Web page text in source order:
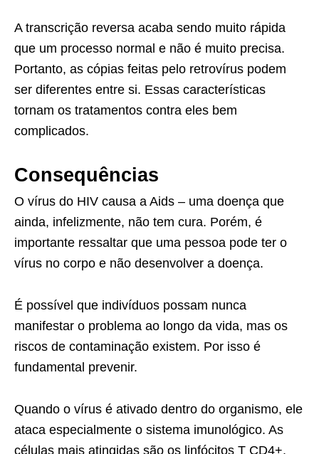
A transcrição reversa acaba sendo muito rápida
que um processo normal e não é muito precisa.
Portanto, as cópias feitas pelo retrovírus podem
ser diferentes entre si. Essas características
tornam os tratamentos contra eles bem
complicados.
Consequências
O vírus do HIV causa a Aids – uma doença que
ainda, infelizmente, não tem cura. Porém, é
importante ressaltar que uma pessoa pode ter o
vírus no corpo e não desenvolver a doença.
É possível que indivíduos possam nunca
manifestar o problema ao longo da vida, mas os
riscos de contaminação existem. Por isso é
fundamental prevenir.
Quando o vírus é ativado dentro do organismo, ele
ataca especialmente o sistema imunológico. As
células mais atingidas são os linfócitos T CD4+.